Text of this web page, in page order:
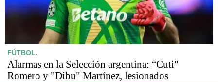
FÚTBOL.
Alarmas en la Selección argentina: “Cuti"
Romero y "Dibu" Martínez, lesionados